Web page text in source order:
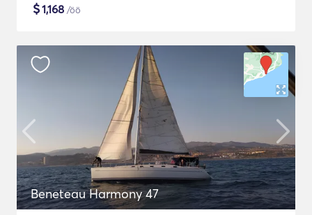
$1,168 /öö
Beneteau Harmony 47